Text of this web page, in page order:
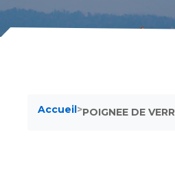
Accueil>POIGNEE DE